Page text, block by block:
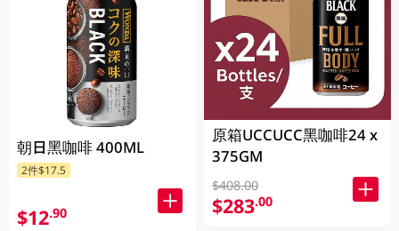
朝日黑咖啡 400ML
2件$17.5
$12.90
原箱UCCUCC黑咖啡24 x
375GM
$408.00
$283.00